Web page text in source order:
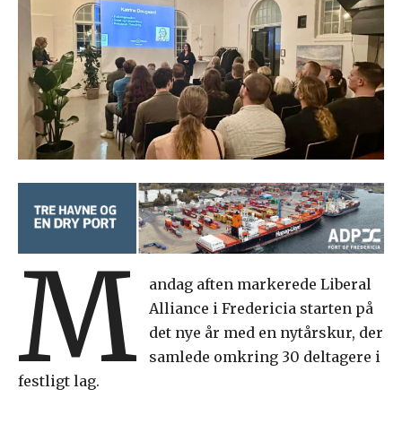
M
andag aften markerede Liberal
Alliance i Fredericia starten på
det nye år med en nytårskur, der
samlede omkring 30 deltagere i
festligt lag.